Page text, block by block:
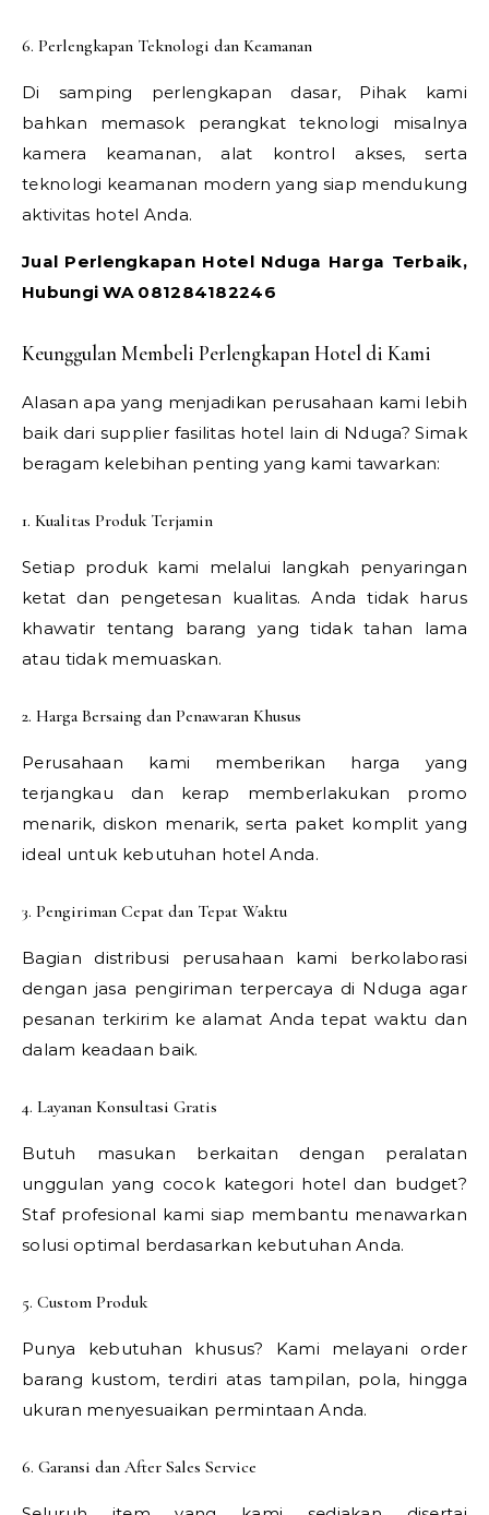
6. Perlengkapan Teknologi dan Keamanan
Di samping perlengkapan dasar, Pihak kami
bahkan memasok perangkat teknologi misalnya
kamera keamanan, alat kontrol akses, serta
teknologi keamanan modern yang siap mendukung
aktivitas hotel Anda.
Jual Perlengkapan Hotel Nduga Harga Terbaik,
Hubungi WA 081284182246
Keunggulan Membeli Perlengkapan Hotel di Kami
Alasan apa yang menjadikan perusahaan kami lebih
baik dari supplier fasilitas hotel lain di Nduga? Simak
beragam kelebihan penting yang kami tawarkan:
1. Kualitas Produk Terjamin
Setiap produk kami melalui langkah penyaringan
ketat dan pengetesan kualitas. Anda tidak harus
khawatir tentang barang yang tidak tahan lama
atau tidak memuaskan.
2. Harga Bersaing dan Penawaran Khusus
Perusahaan kami memberikan harga yang
terjangkau dan kerap memberlakukan promo
menarik, diskon menarik, serta paket komplit yang
ideal untuk kebutuhan hotel Anda.
3. Pengiriman Cepat dan Tepat Waktu
Bagian distribusi perusahaan kami berkolaborasi
dengan jasa pengiriman terpercaya di Nduga agar
pesanan terkirim ke alamat Anda tepat waktu dan
dalam keadaan baik.
4. Layanan Konsultasi Gratis
Butuh masukan berkaitan dengan peralatan
unggulan yang cocok kategori hotel dan budget?
Staf profesional kami siap membantu menawarkan
solusi optimal berdasarkan kebutuhan Anda.
5. Custom Produk
Punya kebutuhan khusus? Kami melayani order
barang kustom, terdiri atas tampilan, pola, hingga
ukuran menyesuaikan permintaan Anda.
6. Garansi dan After Sales Service